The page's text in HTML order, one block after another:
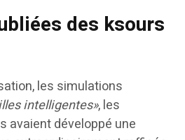
des ksours
les simulations
intelligentes», les
avaient développé une